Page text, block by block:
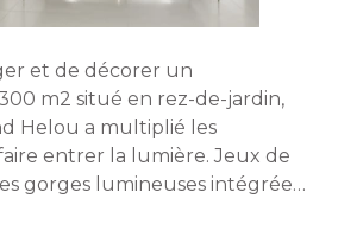
et de décorer un
m2 situé en rez-de-jardin,
Helou a multiplié les
entrer la lumière. Jeux de
gorges lumineuses intégrées